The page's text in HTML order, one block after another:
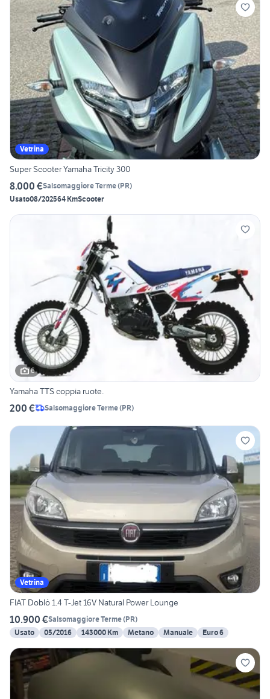
Vetrina
Super Scooter Yamaha Tricity 300
8.000 €Salsomaggiore Terme(PR)
Usato08/202564 KmScooter
6
Yamaha TTS coppia ruote.
200 € Salsomaggiore Terme(PR)
Vetrina
FIAT Doblò 1.4 T-Jet 16V Natural Power Lounge
10.900 €Salsomaggiore Terme(PR)
Usato
05/2016 143000 Km Metano Manuale Euro 6